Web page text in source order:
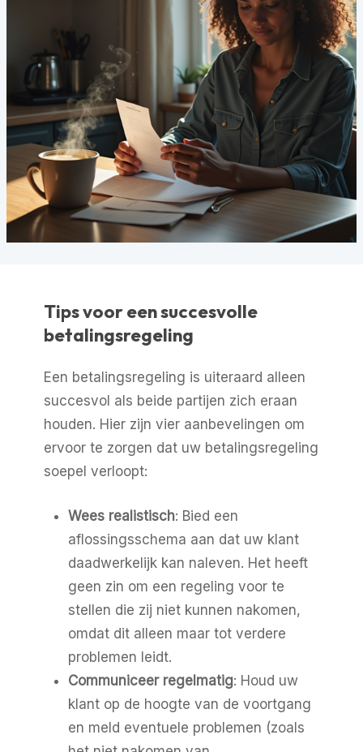
Tips voor een succesvolle
betalingsregeling
Een betalingsregeling is uiteraard alleen
succesvol als beide partijen zich eraan
houden. Hier zijn vier aanbevelingen om
ervoor te zorgen dat uw betalingsregeling
soepel verloopt:
Wees realistisch: Bied een
aflossingsschema aan dat uw klant
daadwerkelijk kan naleven. Het heeft
geen zin om een regeling voor te
stellen die zij niet kunnen nakomen,
omdat dit alleen maar tot verdere
problemen leidt.
Communiceer regelmatig: Houd uw
klant op de hoogte van de voortgang
en meld eventuele problemen (zoals